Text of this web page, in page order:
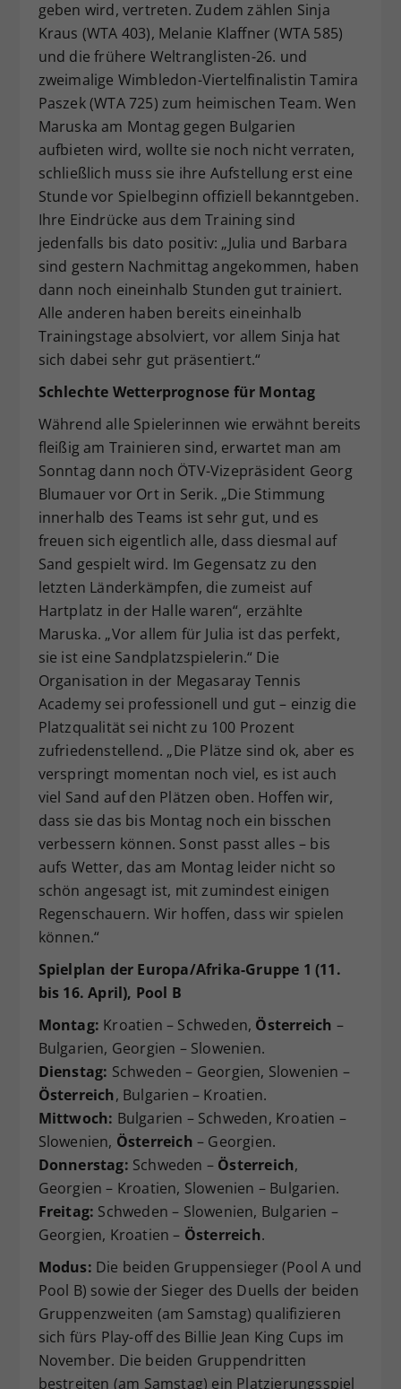
geben wird, vertreten. Zudem zählen Sinja
Kraus (WTA 403), Melanie Klaffner (WTA 585)
und die frühere Weltranglisten-26. und
zweimalige Wimbledon-Viertelfinalistin Tamira
Paszek (WTA 725) zum heimischen Team. Wen
Maruska am Montag gegen Bulgarien
aufbieten wird, wollte sie noch nicht verraten,
schließlich muss sie ihre Aufstellung erst eine
Stunde vor Spielbeginn offiziell bekanntgeben.
Ihre Eindrücke aus dem Training sind
jedenfalls bis dato positiv: „Julia und Barbara
sind gestern Nachmittag angekommen, haben
dann noch eineinhalb Stunden gut trainiert.
Alle anderen haben bereits eineinhalb
Trainingstage absolviert, vor allem Sinja hat
sich dabei sehr gut präsentiert.“
Schlechte Wetterprognose für Montag
Während alle Spielerinnen wie erwähnt bereits
fleißig am Trainieren sind, erwartet man am
Sonntag dann noch ÖTV-Vizepräsident Georg
Blumauer vor Ort in Serik. „Die Stimmung
innerhalb des Teams ist sehr gut, und es
freuen sich eigentlich alle, dass diesmal auf
Sand gespielt wird. Im Gegensatz zu den
letzten Länderkämpfen, die zumeist auf
Hartplatz in der Halle waren“, erzählte
Maruska. „Vor allem für Julia ist das perfekt,
sie ist eine Sandplatzspielerin.“ Die
Organisation in der Megasaray Tennis
Academy sei professionell und gut – einzig die
Platzqualität sei nicht zu 100 Prozent
zufriedenstellend. „Die Plätze sind ok, aber es
verspringt momentan noch viel, es ist auch
viel Sand auf den Plätzen oben. Hoffen wir,
dass sie das bis Montag noch ein bisschen
verbessern können. Sonst passt alles – bis
aufs Wetter, das am Montag leider nicht so
schön angesagt ist, mit zumindest einigen
Regenschauern. Wir hoffen, dass wir spielen
können.“
Spielplan der Europa/Afrika-Gruppe 1 (11.
bis 16. April), Pool B
Montag: Kroatien – Schweden, Österreich –
Bulgarien, Georgien – Slowenien.
Dienstag: Schweden – Georgien, Slowenien –
Österreich, Bulgarien – Kroatien.
Mittwoch: Bulgarien – Schweden, Kroatien –
Slowenien, Österreich – Georgien.
Donnerstag: Schweden – Österreich,
Georgien – Kroatien, Slowenien – Bulgarien.
Freitag: Schweden – Slowenien, Bulgarien –
Georgien, Kroatien – Österreich.
Modus: Die beiden Gruppensieger (Pool A und
Pool B) sowie der Sieger des Duells der beiden
Gruppenzweiten (am Samstag) qualifizieren
sich fürs Play-off des Billie Jean King Cups im
November. Die beiden Gruppendritten
bestreiten (am Samstag) ein Platzierungsspiel